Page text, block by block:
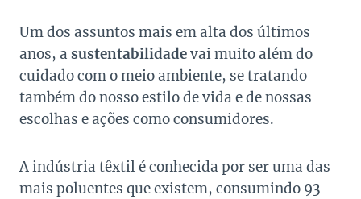
Um dos assuntos mais em alta dos últimos
anos, a sustentabilidadevai muito além do
cuidado com o meio ambiente, se tratando
também do nosso estilo de vida e de nossas
escolhas e ações como consumidores.
A indústria têxtil é conhecida por ser uma das
mais poluentes que existem, consumindo 93